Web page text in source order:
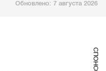
Обновлено: 7 августа 2026
СПОНСОР